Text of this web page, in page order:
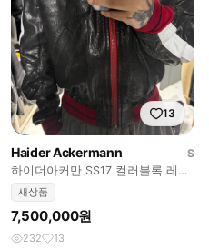
13
Haider Ackermann
S
하이더아커만 SS17 컬러블록 레더
봄버
새상품
7,500,000원
232 13